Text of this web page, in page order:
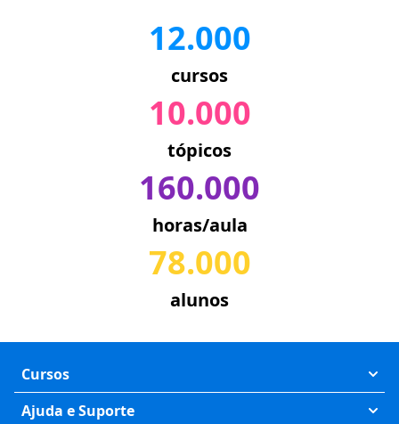
12.000
cursos
10.000
tópicos
160.000
horas/aula
78.000
alunos
Cursos
Exatas
Ajuda e Suporte